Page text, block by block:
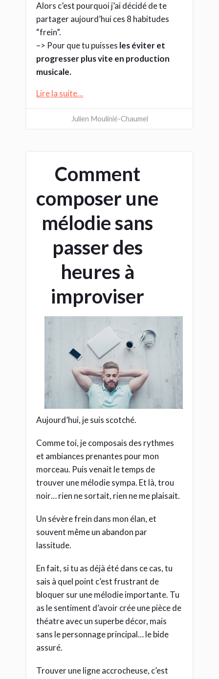
Alors c’est pourquoi j’ai décidé de te
partager aujourd’hui ces 8 habitudes
“frein”.
–> Pour que tu puisses les éviter et
progresser plus vite en production
musicale.
Lire la suite…
Julien Moulinié-Chaumel
Comment
composer une
mélodie sans
passer des
heures à
improviser
Aujourd’hui, je suis scotché.
Comme toi, je composais des rythmes
et ambiances prenantes pour mon
morceau. Puis venait le temps de
trouver une mélodie sympa. Et là, trou
noir… rien ne sortait, rien ne me plaisait.
Un sévère frein dans mon élan, et
souvent même un abandon par
lassitude.
En fait, si tu as déjà été dans ce cas, tu
sais à quel point c’est frustrant de
bloquer sur une mélodie importante. Tu
as le sentiment d’avoir crée une pièce de
théatre avec un superbe décor, mais
sans le personnage principal… le bide
assuré.
Trouver une ligne accrocheuse, c’est